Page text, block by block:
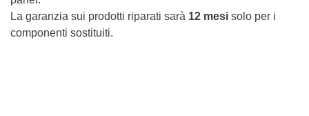
La garanzia sui prodotti riparati sarà 12 mesi solo per i
componenti sostituiti.